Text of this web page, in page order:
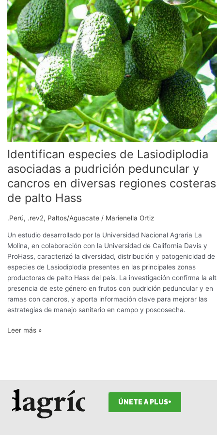
Identifican especies de Lasiodiplodia
asociadas a pudrición peduncular y
cancros en diversas regiones costeras
de palto Hass
.Perú, .rev2, Paltos/Aguacate / Marienella Ortiz
Un estudio desarrollado por la Universidad Nacional Agraria La
Molina, en colaboración con la Universidad de California Davis y
ProHass, caracterizó la diversidad, distribución y patogenicidad de
especies de Lasiodiplodia presentes en las principales zonas
productoras de palto Hass del país. La investigación confirma la
presencia de este género en frutos con pudrición peduncular y en
ramas con cancros, y aporta información clave para mejorar las
estrategias de manejo sanitario en campo y poscosecha.
de
Lasiodiplodia
asociadas
a
pudrición
peduncular
y
cancros
en
diversas
regiones
costeras
de
palto
Hass
Leer más »
ÚNETE A PLUS+